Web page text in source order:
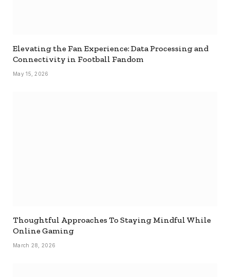
Elevating the Fan Experience: Data Processing and
Connectivity in Football Fandom
May 15, 2026
Thoughtful Approaches To Staying Mindful While
Online Gaming
March 28, 2026